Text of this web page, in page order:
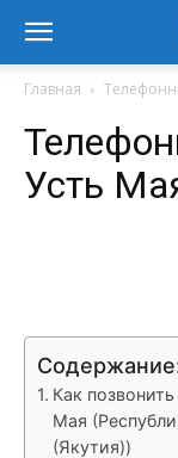
Главная
Усть
Как
Мая
(Якутия))